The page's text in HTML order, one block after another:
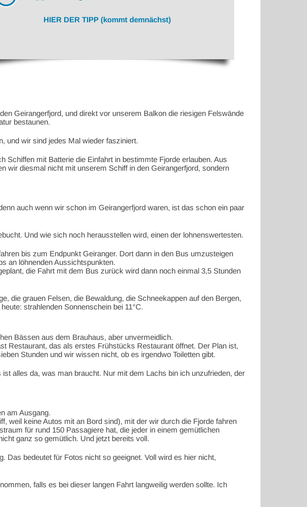
HIER DER TIPP (kommt demnächst)
Geirangerfjord, und direkt vor unserem Balkon die riesigen Felswände
bestaunen.
und wir sind jedes Mal wieder fasziniert.
Schiffen mit Batterie die Einfahrt in bestimmte Fjorde erlauben. Aus
wir diesmal nicht mit unserem Schiff in den Geirangerfjord, sondern
auch wenn wir schon im Geirangerfjord waren, ist das schon ein paar
Und wie sich noch herausstellen wird, einen der lohnenswertesten.
bis zum Endpunkt Geiranger. Dort dann in den Bus umzusteigen
an löhnenden Aussichtspunkten.
die Fahrt mit dem Bus zurück wird dann noch einmal 3,5 Stunden
die grauen Felsen, die Bewaldung, die Schneekappen auf den Bergen,
strahlenden Sonnenschein bei 11°C.
Bässen aus dem Brauhaus, aber unvermeidlich.
Restaurant, das als erstes Frühstücks Restaurant öffnet. Der Plan ist,
Stunden und wir wissen nicht, ob es irgendwo Toiletten gibt.
alles da, was man braucht. Nur mit dem Lachs bin ich unzufrieden, der
am Ausgang.
weil keine Autos mit an Bord sind), mit der wir durch die Fjorde fahren
für rund 150 Passagiere hat, die jeder in einem gemütlichen
ganz so gemütlich. Und jetzt bereits voll.
Das bedeutet für Fotos nicht so geeignet. Voll wird es hier nicht,
falls es bei dieser langen Fahrt langweilig werden sollte. Ich